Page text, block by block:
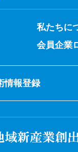
私たちに
会員企業
情報登録